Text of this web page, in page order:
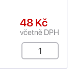
48 Kč
včetně DPH